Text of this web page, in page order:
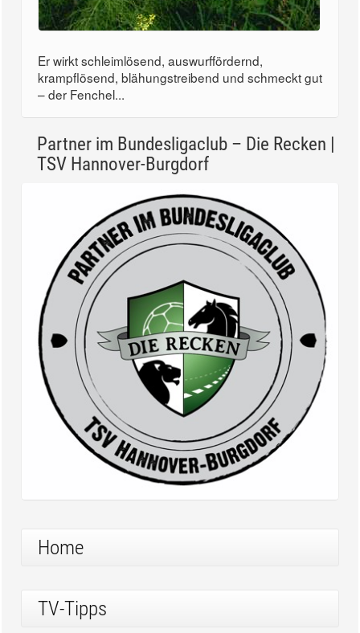
Er wirkt schleimlösend, auswurffördernd,
krampflösend, blähungstreibend und schmeckt gut
– der Fenchel...
Partner im Bundesligaclub – Die Recken |
TSV Hannover-Burgdorf
Home
TV-Tipps